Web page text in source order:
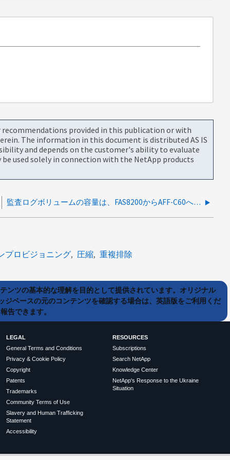
provided in this publication or with
The information in this document is distributed AS IS
and depends on the customer's ability to evaluate
used solely in connection with the NetApp products
監査ログボリュームの容量は、FAS8200からAFF-C60への移行後に増加します
プロビジョニング 圧縮 重複排除
ンツの基本的な理解を目的として提供されています。オリジナル
ベースの元のコンテンツを確認する場合は、英語版をご利用くだ
告できます。
LEGAL
General Terms and Conditions
Privacy & Cookie Policy
Copyright
Patents
Trademarks
Community Terms of Use
Slavery and Human Trafficking
Statement
Accessibility
RESOURCES
Subscriptions
Search NetApp
Knowledge Center
NetApp's Response to the Ukraine
Situation